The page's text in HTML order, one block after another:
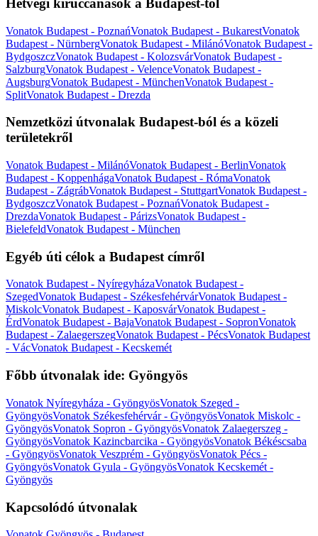
Hétvégi kiruccanások a Budapest-tól
Vonatok Budapest - PoznańVonatok Budapest - BukarestVonatok
Budapest - NürnbergVonatok Budapest - MilánóVonatok Budapest -
BydgoszczVonatok Budapest - KolozsvárVonatok Budapest -
SalzburgVonatok Budapest - VelenceVonatok Budapest -
AugsburgVonatok Budapest - MünchenVonatok Budapest -
SplitVonatok Budapest - Drezda
Nemzetközi útvonalak Budapest-ból és a közeli
területekről
Vonatok Budapest - MilánóVonatok Budapest - BerlinVonatok
Budapest - KoppenhágaVonatok Budapest - RómaVonatok
Budapest - ZágrábVonatok Budapest - StuttgartVonatok Budapest -
BydgoszczVonatok Budapest - PoznańVonatok Budapest -
DrezdaVonatok Budapest - PárizsVonatok Budapest -
BielefeldVonatok Budapest - München
Egyéb úti célok a Budapest címről
Vonatok Budapest - NyíregyházaVonatok Budapest -
SzegedVonatok Budapest - SzékesfehérvárVonatok Budapest -
MiskolcVonatok Budapest - KaposvárVonatok Budapest -
ÉrdVonatok Budapest - BajaVonatok Budapest - SopronVonatok
Budapest - ZalaegerszegVonatok Budapest - PécsVonatok Budapest
- VácVonatok Budapest - Kecskemét
Főbb útvonalak ide: Gyöngyös
Vonatok Nyíregyháza - GyöngyösVonatok Szeged -
GyöngyösVonatok Székesfehérvár - GyöngyösVonatok Miskolc -
GyöngyösVonatok Sopron - GyöngyösVonatok Zalaegerszeg -
GyöngyösVonatok Kazincbarcika - GyöngyösVonatok Békéscsaba
- GyöngyösVonatok Veszprém - GyöngyösVonatok Pécs -
GyöngyösVonatok Gyula - GyöngyösVonatok Kecskemét -
Gyöngyös
Kapcsolódó útvonalak